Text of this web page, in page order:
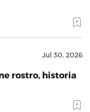
Jul 30, 2026
rostro, historia